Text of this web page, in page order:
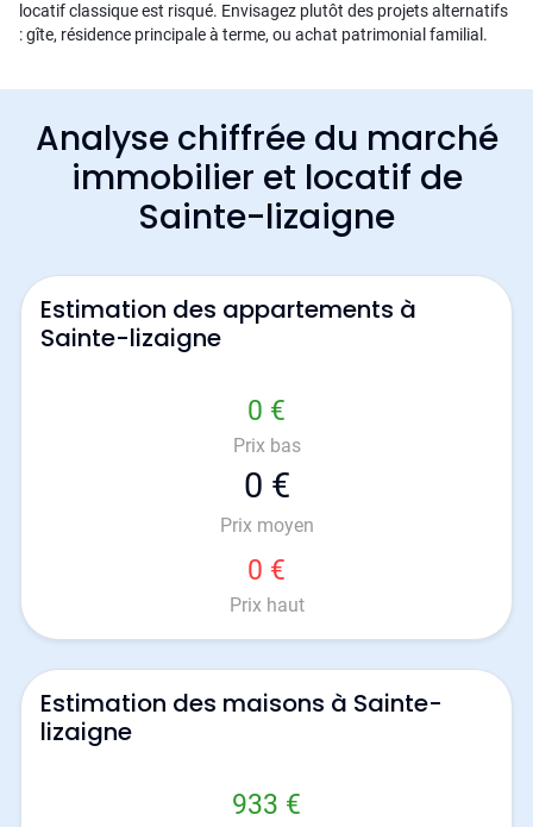
locatif classique est risqué. Envisagez plutôt des projets alternatifs
: gîte, résidence principale à terme, ou achat patrimonial familial.
Analyse chiffrée du marché
immobilier et locatif de
Sainte-lizaigne
Estimation des appartements à
Sainte-lizaigne
0 €
Prix bas
0 €
Prix moyen
0 €
Prix haut
Estimation des maisons à Sainte-
lizaigne
933 €